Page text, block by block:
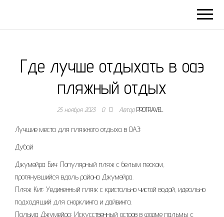
Где лучше отдыхать в оаэ
пляжный отдых
25 ноября 2023 0 АвторPROTRAVEL
Лучшие места для пляжного отдыха в ОАЭ:
Дубай
Джумейра Бич: Популярный пляж с белым песком,
протянувшийся вдоль района Джумейра.
Пляж Кит: Уединенный пляж с кристально чистой водой, идеально
подходящий для снорклинга и дайвинга.
Пальма Джумейра: Искусственный остров в форме пальмы с